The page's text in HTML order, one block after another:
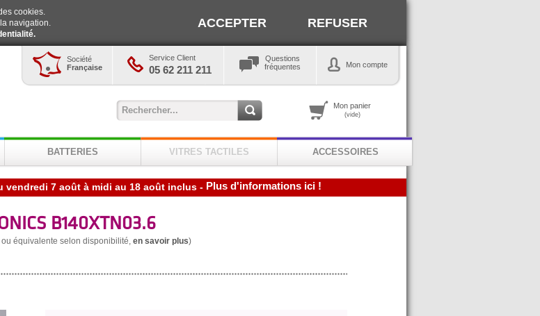
cookies.
navigation.
ACCEPTER REFUSER
Société
Française
Service Client
05 62 211 211
Questions
fréquentes
Mon compte
Mon panier
(vide)
BATTERIES VITRES TACTILES ACCESSOIRES
vendredi 7 août à midi au 18 août inclus - Plus d'informations ici !
B140XTN03.6
équivalente selon disponibilité, en savoir plus)